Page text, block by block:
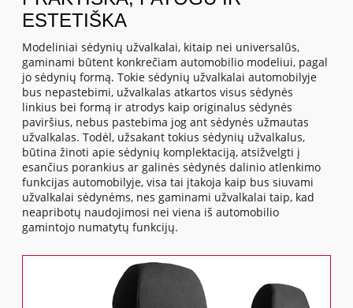
ESTETIŠKA
Modeliniai sėdynių užvalkalai, kitaip nei universalūs,
gaminami būtent konkrečiam automobilio modeliui, pagal
jo sėdynių formą. Tokie sėdynių užvalkalai automobilyje
bus nepastebimi, užvalkalas atkartos visus sėdynės
linkius bei formą ir atrodys kaip originalus sėdynės
paviršius, nebus pastebima jog ant sėdynės užmautas
užvalkalas. Todėl, užsakant tokius sėdynių užvalkalus,
būtina žinoti apie sėdynių komplektaciją, atsižvelgti į
esančius porankius ar galinės sėdynės dalinio atlenkimo
funkcijas automobilyje, visa tai įtakoja kaip bus siuvami
užvalkalai sėdynėms, nes gaminami užvalkalai taip, kad
neapribotų naudojimosi nei viena iš automobilio
gamintojo numatytų funkcijų.